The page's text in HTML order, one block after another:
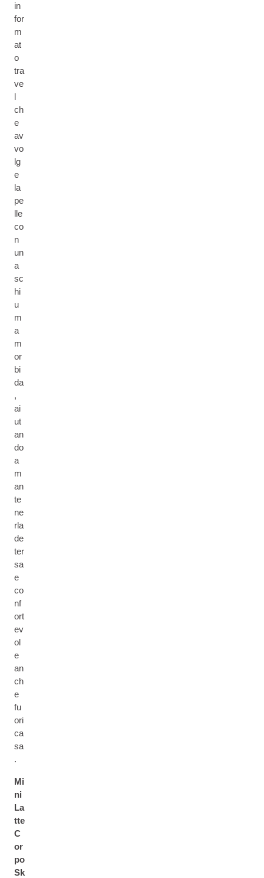
in
for
m
at
o
tra
ve
l
ch
e
av
vo
lg
e
la
pe
lle
co
n
un
a
sc
hi
u
m
a
m
or
bi
da
,
ai
ut
an
do
a
m
an
te
ne
rla
de
ter
sa
e
co
nf
ort
ev
ol
e
an
ch
e
fu
ori
ca
sa
.
Mi
ni
La
tte
C
or
po
Sk